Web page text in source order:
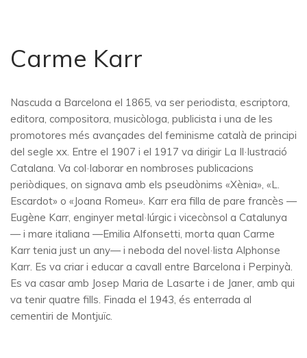
Carme Karr
Nascuda a Barcelona el 1865, va ser periodista, escriptora,
editora, compositora, musicòloga, publicista i una de les
promotores més avançades del feminisme català de principi
del segle xx. Entre el 1907 i el 1917 va dirigir La Il·lustració
Catalana. Va col·laborar en nombroses publicacions
periòdiques, on signava amb els pseudònims «Xènia», «L.
Escardot» o «Joana Romeu». Karr era filla de pare francès —
Eugène Karr, enginyer metal·lúrgic i vicecònsol a Catalunya
— i mare italiana —Emilia Alfonsetti, morta quan Carme
Karr tenia just un any— i neboda del novel·lista Alphonse
Karr. Es va criar i educar a cavall entre Barcelona i Perpinyà.
Es va casar amb Josep Maria de Lasarte i de Janer, amb qui
va tenir quatre fills. Finada el 1943, és enterrada al
cementiri de Montjuïc.